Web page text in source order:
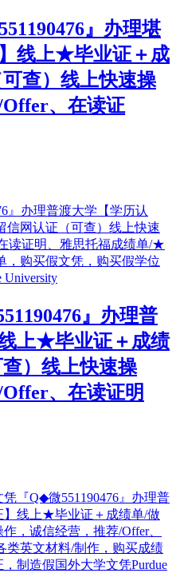
』办理堪
线上★毕业证＋成
查）线上快速操
、在读证
』办理普
上★毕业证＋成绩
）线上快速操
、在读证明